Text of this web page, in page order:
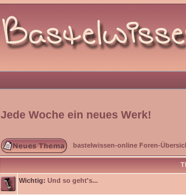
Jede Woche ein neues Werk!
bastelwissen-online Foren-
Wichtig: Und so geht's...